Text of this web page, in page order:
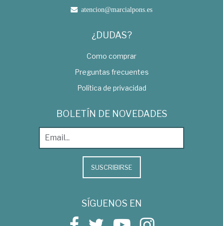
atencion@marcialpons.es
¿DUDAS?
Como comprar
Preguntas frecuentes
Política de privacidad
BOLETÍN DE NOVEDADES
SUSCRIBIRSE
SÍGUENOS EN